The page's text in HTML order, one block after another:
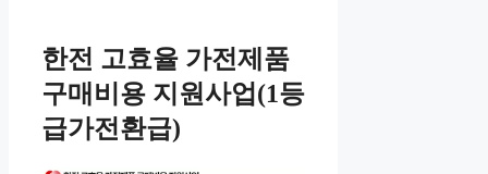
한전 고효율 가전제품
구매비용 지원사업(1등
급가전환급)